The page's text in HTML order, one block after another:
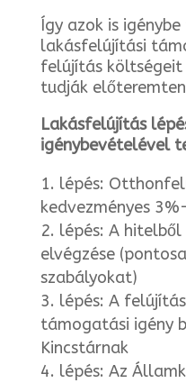
Így azok is
lakásfelújítási
felújítás
tudják
Lakásfelújítás
igénybevételével
lépés:
kedvezményes
lépés: A
elvégzése
szabályokat)
lépés: A
támogatási igény
Kincstárnak
lépés: Az